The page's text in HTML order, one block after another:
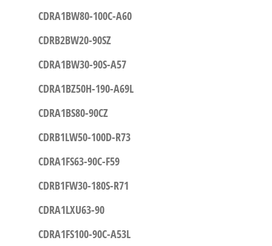
CDRA1BW80-100C-A60
CDRB2BW20-90SZ
CDRA1BW30-90S-A57
CDRA1BZ50H-190-A69L
CDRA1BS80-90CZ
CDRB1LW50-100D-R73
CDRA1FS63-90C-F59
CDRB1FW30-180S-R71
CDRA1LXU63-90
CDRA1FS100-90C-A53L